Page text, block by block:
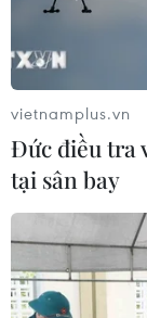
phường lập
tế.
vietnamplus.vn
Đức điều tra
tại sân bay